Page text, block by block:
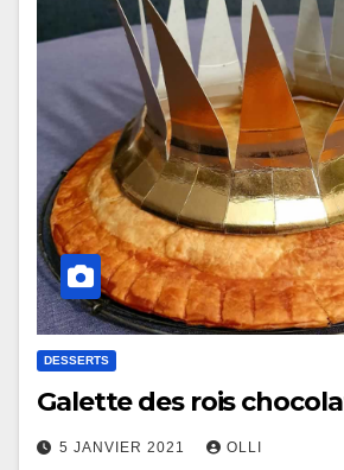
DESSERTS
Galette des rois
5 JANVIER 2021 OLLI